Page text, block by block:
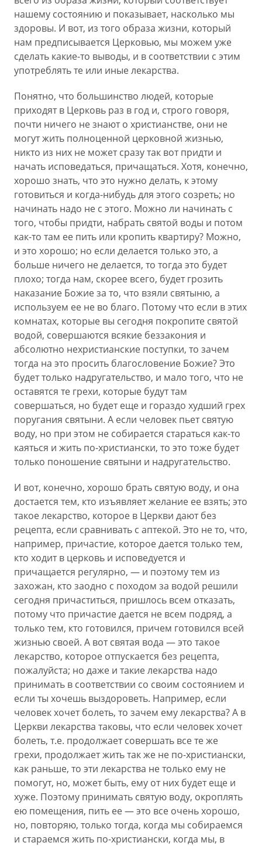
нашему состоянию и показывает, насколько мы
здоровы. И вот, из того образа жизни, который
нам предписывается Церковью, мы можем уже
сделать какие-то выводы, и в соответствии с этим
употреблять те или иные лекарства.
Понятно, что большинство людей, которые
приходят в Церковь раз в год и, строго говоря,
почти ничего не знают о христианстве, они не
могут жить полноценной церковной жизнью,
никто из них не может сразу так вот придти и
начать исповедаться, причащаться. Хотя, конечно,
хорошо знать, что это нужно делать, к этому
готовиться и когда-нибудь для этого созреть; но
начинать надо не с этого. Можно ли начинать с
того, чтобы придти, набрать святой воды и потом
как-то там ее пить или кропить квартиру? Можно,
и это хорошо; но если делается только это, а
больше ничего не делается, то тогда это будет
плохо; тогда нам, скорее всего, будет грозить
наказание Божие за то, что взяли святыню, а
используем ее не во благо. Потому что если в этих
комнатах, которые вы сегодня покропите святой
водой, совершаются всякие беззакония и
абсолютно нехристианские поступки, то зачем
тогда на это просить благословение Божие? Это
будет только надругательство, и мало того, что не
оставятся те грехи, которые будут там
совершаться, но будет еще и гораздо худший грех
поругания святыни. А если человек пьет святую
воду, но при этом не собирается стараться как-то
каяться и жить по-христиански, то это тоже будет
только поношение святыни и надругательство.
И вот, конечно, хорошо брать святую воду, и она
достается тем, кто изъявляет желание ее взять; это
такое лекарство, которое в Церкви дают без
рецепта, если сравнивать с аптекой. Это не то, что,
например, причастие, которое дается только тем,
кто ходит в церковь и исповедуется и
причащается регулярно, — и поэтому тем из
захожан, кто заодно с походом за водой решили
сегодня причаститься, пришлось всем отказать,
потому что причастие дается не всем подряд, а
только тем, кто готовился, причем готовился всей
жизнью своей. А вот святая вода — это такое
лекарство, которое отпускается без рецепта,
пожалуйста; но даже и такие лекарства надо
принимать в соответствии со своим состоянием и
если ты хочешь выздороветь. Например, если
человек хочет болеть, то зачем ему лекарства? А в
Церкви лекарства таковы, что если человек хочет
болеть, т.е. продолжает совершать все те же
грехи, продолжает жить так же не по-христиански,
как раньше, то эти лекарства не только ему не
помогут, но, может быть, ему от них будет еще и
хуже. Поэтому принимать святую воду, окроплять
ею помещения, пить ее — это все очень хорошо,
но, повторяю, только тогда, когда мы собираемся
и стараемся жить по-христиански, когда мы, в